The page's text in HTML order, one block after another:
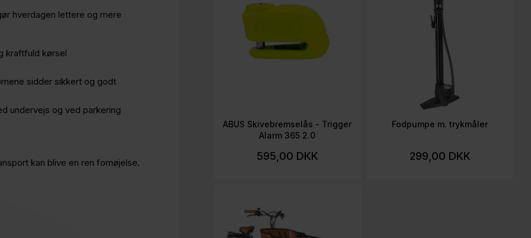
hverdagen lettere og mere
kraftfuld kørsel
sidder sikkert og godt
undervejs og ved parkering
kan blive en ren fornøjelse.
ABUS Skivebremselås - Trigger
Alarm 365 2.0
595,00 DKK
Fodpumpe m. trykmåler
299,00 DKK